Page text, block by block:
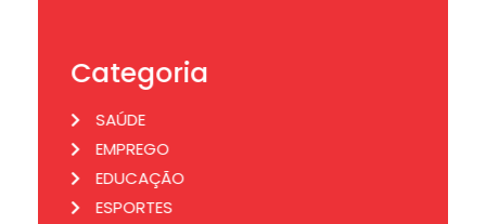
Categoria
SAÚDE
EMPREGO
EDUCAÇÃO
ESPORTES